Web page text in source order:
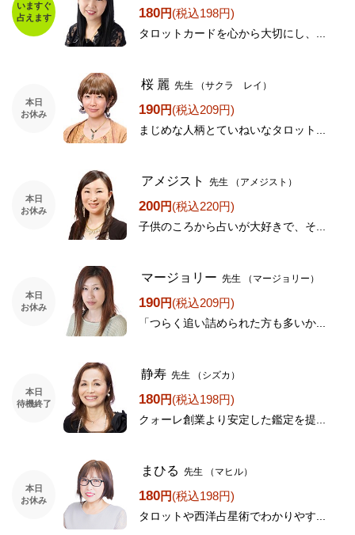
いますぐ
占えます
180円(税込198円)
タロットカードを心から大切にし、...
本日
お休み
桜 麗 先生 （サクラ レイ）
190円(税込209円)
まじめな人柄とていねいなタロット...
本日
お休み
アメジスト 先生 （アメジスト）
200円(税込220円)
子供のころから占いが大好きで、そ...
本日
お休み
マージョリー 先生 （マージョリー）
190円(税込209円)
「つらく追い詰められた方も多いか...
本日
待機終了
静寿 先生 （シズカ）
180円(税込198円)
クォーレ創業より安定した鑑定を提...
本日
お休み
まひる 先生 （マヒル）
180円(税込198円)
タロットや西洋占星術でわかりやす...